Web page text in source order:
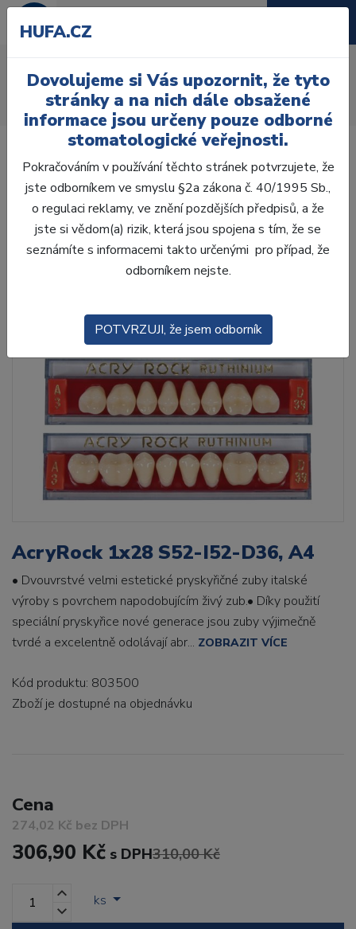
Úvod Zuby
AcryRock
AcryRock 1x28 S52-I52-D36, A4
AcryRock 1x28 S52-I52-D36, A4
• Dvouvrstvé velmi estetické pryskyřičné zuby italské
výroby s povrchem napodobujícím živý zub.• Díky použití
speciální pryskyřice nové generace jsou zuby výjimečně
tvrdé a excelentně odolávají abr... ZOBRAZIT VÍCE
Kód produktu: 803500
Zboží je dostupné na objednávku
Cena
274,02 Kč bez DPH
306,90 Kč s DPH310,00 Kč
ks
HUFA.CZ
Dovolujeme si Vás upozornit, že tyto
stránky a na nich dále obsažené
informace jsou určeny pouze odborné
stomatologické veřejnosti.
Pokračováním v používání těchto stránek potvrzujete, že
jste odborníkem ve smyslu §2a zákona č. 40/1995 Sb.,
o regulaci reklamy, ve znění pozdějších předpisů, a že
jste si vědom(a) rizik, která jsou spojena s tím, že se
seznámíte s informacemi takto určenými pro případ, že
odborníkem nejste.
POTVRZUJI, že jsem odborník